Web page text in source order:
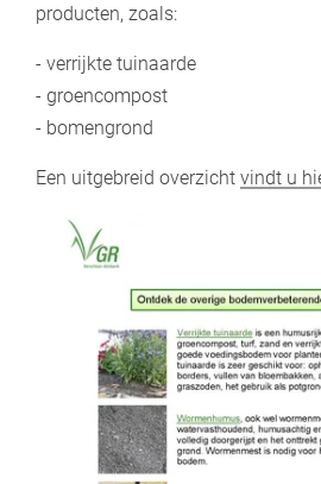
producten, zoals:
- verrijkte tuinaarde
- groencompost
- bomengrond
Een uitgebreid overzicht vindt u